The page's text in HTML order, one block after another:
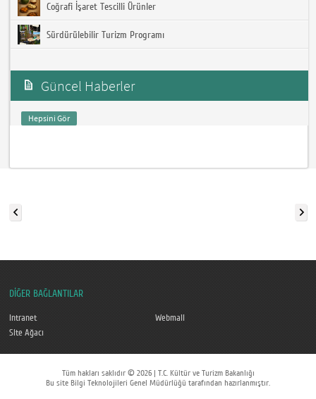
Coğrafi İşaret Tescilli Ürünler
Sürdürülebilir Turizm Programı
Güncel Haberler
Hepsini Gör
DİĞER BAĞLANTILAR
Intranet
Webmail
Site Ağacı
Tüm hakları saklıdır © 2026 | T.C. Kültür ve Turizm Bakanlığı
Bu site Bilgi Teknolojileri Genel Müdürlüğü tarafından hazırlanmıştır.